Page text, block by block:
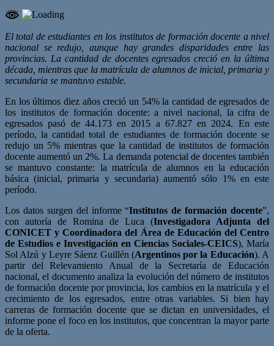
El total de estudiantes en los institutos de formación docente a nivel
nacional se redujo, aunque hay grandes disparidades entre las
provincias. La cantidad de docentes egresados creció en la última
década, mientras que la matrícula de alumnos de inicial, primaria y
secundaria se mantuvo estable.
En los últimos diez años creció un 54% la cantidad de egresados de
los institutos de formación docente: a nivel nacional, la cifra de
egresados pasó de 44.173 en 2015 a 67.827 en 2024. En este
período, la cantidad total de estudiantes de formación docente se
redujo un 5% mientras que la cantidad de institutos de formación
docente aumentó un 2%. La demanda potencial de docentes también
se mantuvo constante: la matrícula de alumnos en la educación
básica (inicial, primaria y secundaria) aumentó sólo 1% en este
período.
Los datos surgen del informe “Institutos de formación docente”,
con autoría de Romina de Luca
(Investigadora Adjunta del
CONICET y Coordinadora del Área de Educación del Centro
de Estudios e Investigación en Ciencias Sociales-CEICS), María
Sol Alzú y Leyre Sáenz Guillén (Argentinos por la Educación). A
partir del Relevamiento Anual de la Secretaría de Educación
nacional, el documento analiza la evolución del número de institutos
de formación docente por provincia, los cambios en la matrícula y el
crecimiento de los egresados, entre otras variables. Si bien hay
carreras de formación docente que se dictan en universidades, el
informe pone el foco en los institutos, que concentran la mayor parte
de la oferta.